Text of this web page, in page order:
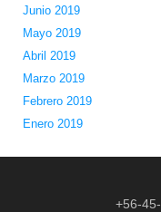
Junio 2019
Mayo 2019
Abril 2019
Marzo 2019
Febrero 2019
Enero 2019
+56-45-